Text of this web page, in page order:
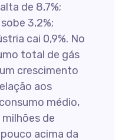
de 8,7%;
3,2%;
cai 0,9%. No
total de gás
crescimento
aos
médio,
de
acima da